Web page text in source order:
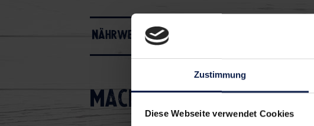
Zustimmung
Diese Webseite verwendet Cookies
Nährwerte
Macht's euch einfach